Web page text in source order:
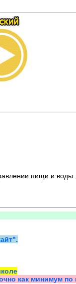
пищи и воды.
как минимум по